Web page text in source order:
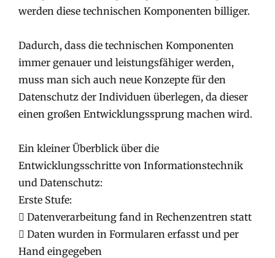
werden diese technischen Komponenten billiger.
Dadurch, dass die technischen Komponenten
immer genauer und leistungsfähiger werden,
muss man sich auch neue Konzepte für den
Datenschutz der Individuen überlegen, da dieser
einen großen Entwicklungssprung machen wird.
Ein kleiner Überblick über die
Entwicklungsschritte von Informationstechnik
und Datenschutz:
Erste Stufe:
 Datenverarbeitung fand in Rechenzentren statt
 Daten wurden in Formularen erfasst und per
Hand eingegeben